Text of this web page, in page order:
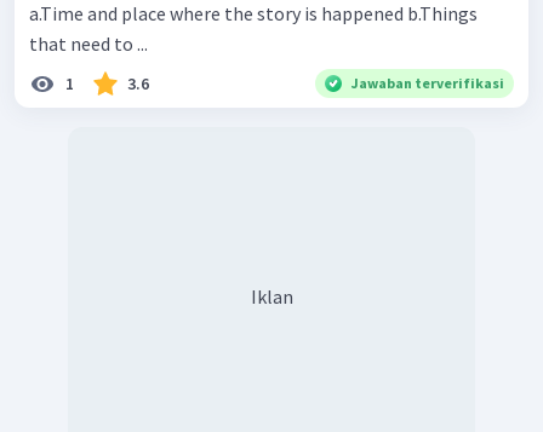
a.Time and place where the story is happened b.Things
that need to ...
1 3.6 Jawaban terverifikasi
Iklan